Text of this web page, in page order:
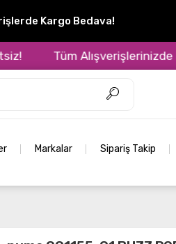
Kargo Bedava!
Tüm Alışverişlerinizde
Markalar Sipariş Takip